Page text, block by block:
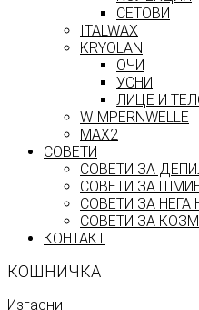
СЕТОВИ
ITALWAX
KRYOLAN
ОЧИ
УСНИ
ЛИЦЕ И
WIMPERNWELLE
MAX2
СОВЕТИ
СОВЕТИ ЗА
СОВЕТИ ЗА
СОВЕТИ ЗА
СОВЕТИ ЗА
КОНТАКТ
КОШНИЧКА
Изгасни